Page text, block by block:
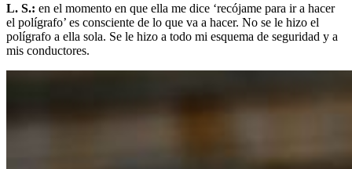
L. S.: en el momento en que ella me dice ‘recójame para ir a hacer
el polígrafo’ es consciente de lo que va a hacer. No se le hizo el
polígrafo a ella sola. Se le hizo a todo mi esquema de seguridad y a
mis conductores.